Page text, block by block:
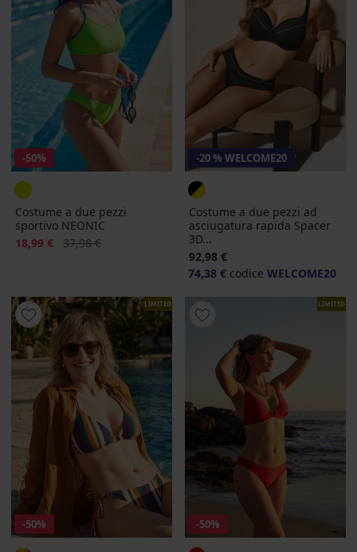
-50%
Costume a due pezzi
sportivo NEONIC
Sconto
18,99 € Prezzo originale
37,98 €
-20 % WELCOME20
Costume a due pezzi ad
asciugatura rapida Spacer
3D...
92,98 €
74,38 € codice WELCOME20
LIMITED
-50%
LIMITED
-50%